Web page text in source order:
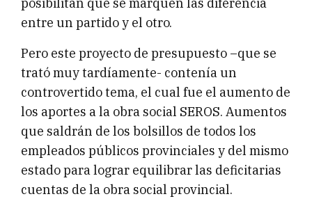
posibilitan que se marquen las diferencia
entre un partido y el otro.
Pero este proyecto de presupuesto –que se
trató muy tardíamente- contenía un
controvertido tema, el cual fue el aumento de
los aportes a la obra social SEROS. Aumentos
que saldrán de los bolsillos de todos los
empleados públicos provinciales y del mismo
estado para lograr equilibrar las deficitarias
cuentas de la obra social provincial.